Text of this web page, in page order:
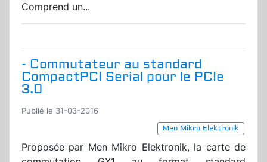
Comprend un...
- Commutateur au standard
CompactPCI Serial pour le PCIe
3.0
Publié le 31-03-2016
Men Mikro Elektronik
Proposée par Men Mikro Elektronik, la carte de